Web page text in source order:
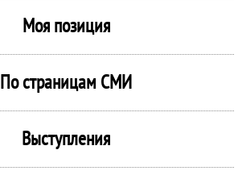
Моя позиция
По страницам СМИ
Выступления